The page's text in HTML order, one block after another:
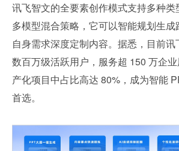
讯飞智文的全要素创作模式支持多种
多模型混合策略，它可以智能规划生
自身需求深度定制内容。据悉，目前
数百万级活跃用户，服务超 150 万企
产化项目中占比高达 80%，成为智能
首选。